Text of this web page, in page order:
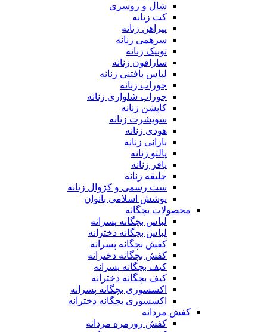
شال و روسری
کت زنانه
پیراهن زنانه
سرهمی زنانه
تونیک زنانه
سارافون زنانه
لباس بافتنی زنانه
جوراب زنانه
جوراب شلواری زنانه
کاپشن زنانه
سویشرت زنانه
هودی زنانه
بارانی زنانه
پالتو زنانه
پافر زنانه
جلیقه زنانه
ست رسمی و کژوال زنانه
پوشش اسلامی بانوان
محصولات بچگانه
لباس بچگانه پسرانه
لباس بچگانه دخترانه
کفش بچگانه پسرانه
کفش بچگانه دخترانه
کیف بچگانه پسرانه
کیف بچگانه دخترانه
اکسسوری بچگانه پسرانه
اکسسوری بچگانه دخترانه
کفش مردانه
کفش روزمره مردانه